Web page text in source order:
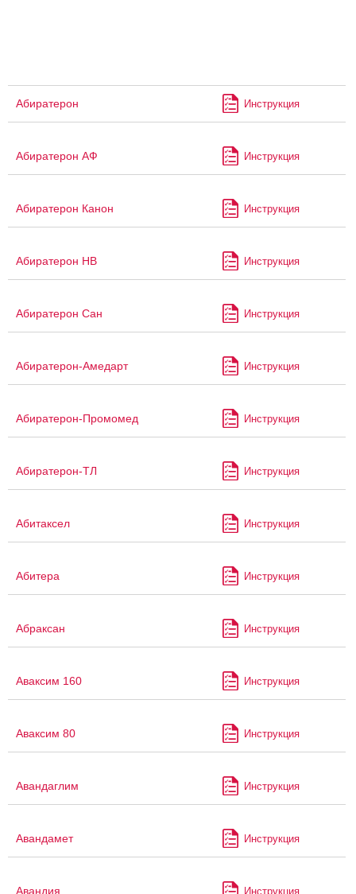
Абиратерон Инструкция
Абиратерон АФ Инструкция
Абиратерон Канон Инструкция
Абиратерон НВ Инструкция
Абиратерон Сан Инструкция
Абиратерон-Амедарт Инструкция
Абиратерон-Промомед Инструкция
Абиратерон-ТЛ Инструкция
Абитаксел Инструкция
Абитера Инструкция
Абраксан Инструкция
Аваксим 160 Инструкция
Аваксим 80 Инструкция
Авандаглим Инструкция
Авандамет Инструкция
Авандия Инструкция